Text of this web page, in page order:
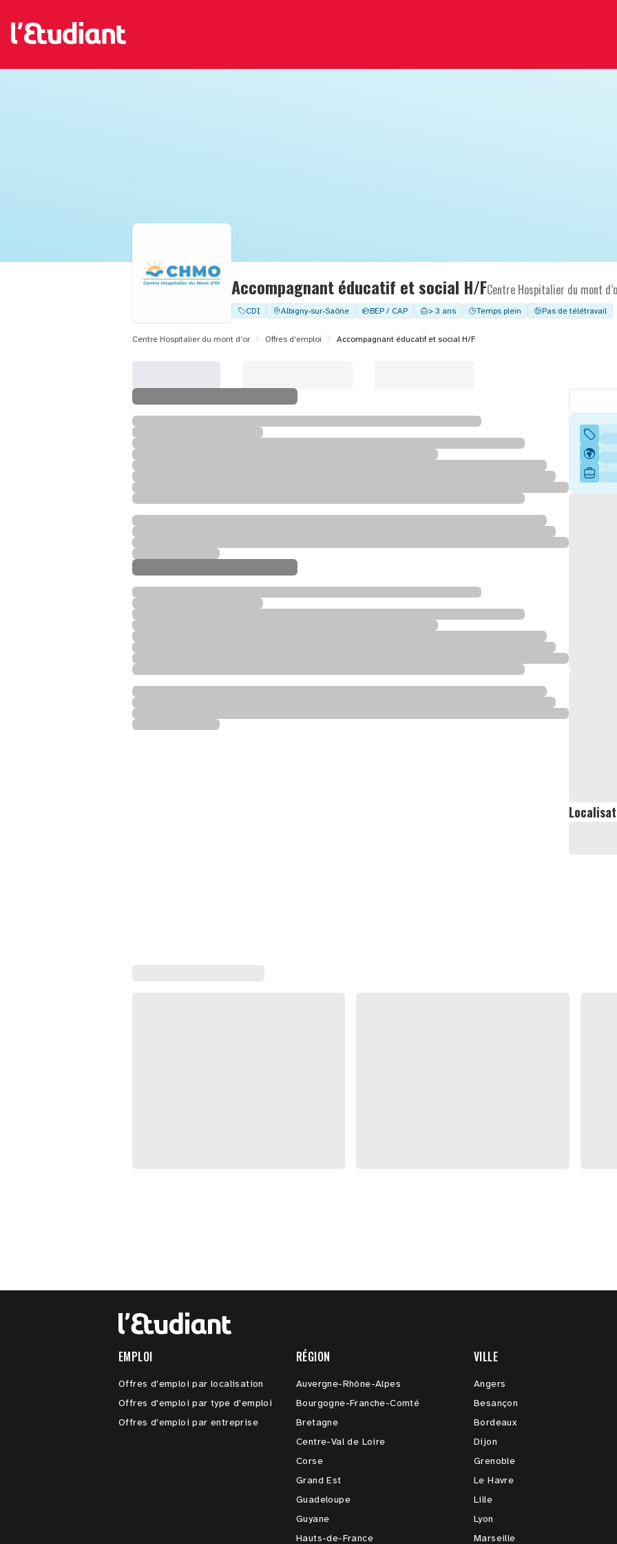
Accompagnant éducatif et social H/FCentre Hospitalier du mont
CDI Albigny-sur-Saône BEP / CAP > 3 ans Temps plein Pas de télétravail
Centre Hospitalier du mont d’or Offres d'emploi Accompagnant éducatif et social H/F
EMPLOI
Offres d'emploi par localisation
Offres d'emploi par type d'emploi
Offres d'emploi par entreprise
RÉGION
Auvergne-Rhône-Alpes
Bourgogne-Franche-Comté
Bretagne
Centre-Val de Loire
Corse
Grand Est
Guadeloupe
Guyane
Hauts-de-France
VILLE
Angers
Besançon
Bordeaux
Dijon
Grenoble
Le Havre
Lille
Lyon
Marseille